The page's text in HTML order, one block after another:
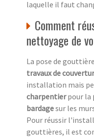
laquelle il faut
Comment
nettoyage de
La pose de
travaux de
installation mais
charpentierpour la
bardagesur les
Pour réussir
gouttières, il est